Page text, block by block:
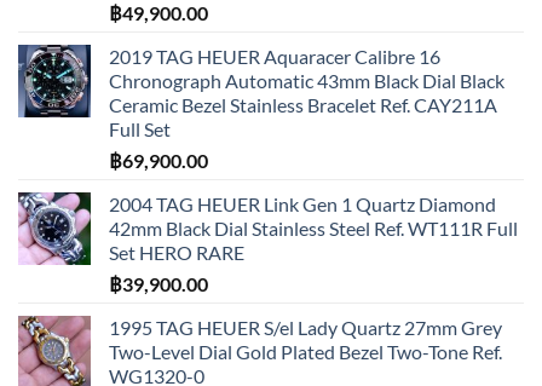
฿49,900.00
2019 TAG HEUER Aquaracer Calibre 16
Chronograph Automatic 43mm Black Dial Black
Ceramic Bezel Stainless Bracelet Ref. CAY211A
Full Set
฿69,900.00
2004 TAG HEUER Link Gen 1 Quartz Diamond
42mm Black Dial Stainless Steel Ref. WT111R Full
Set HERO RARE
฿39,900.00
1995 TAG HEUER S/el Lady Quartz 27mm Grey
Two-Level Dial Gold Plated Bezel Two-Tone Ref.
WG1320-0